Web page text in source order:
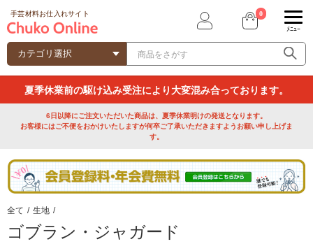
手芸材料お仕入れサイト 0
ﾒﾆｭｰ
夏季休業前の駆け込み受注により大変混み合っております。
6日以降にご注文いただいた商品は、夏季休業明けの発送となります。
お客様にはご不便をおかけいたしますが何卒ご了承いただきますようお願い申し上げま
す。
全て / 生地 /
ゴブラン・ジャガード